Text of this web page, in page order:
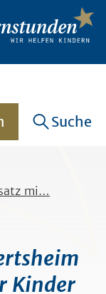
Suche
mi…
Kinder